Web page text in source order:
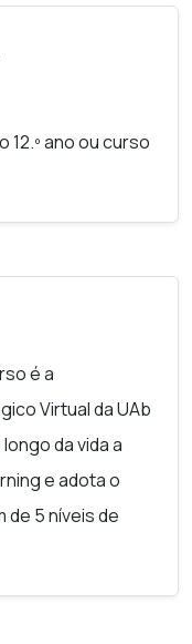
apto utilizar a
e
12.º ano ou curso
é a
Virtual da UAb
da vida a
e adota o
5 níveis de